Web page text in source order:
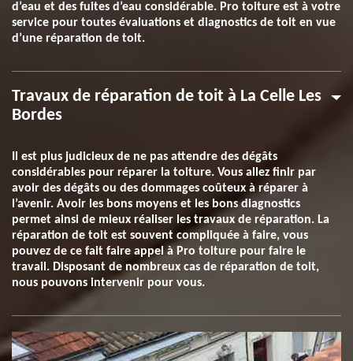
d’eau et des fuites d’eau considérable. Pro toiture est à votre
service pour toutes évaluations et diagnostics de toit en vue
d’une réparation de toit.
Travaux de réparation de toit à La Celle Les
Bordes
Il est plus judicieux de ne pas attendre des dégâts
considérables pour réparer la toiture. Vous allez finir par
avoir des dégâts ou des dommages coûteux à réparer à
l’avenir. Avoir les bons moyens et les bons diagnostics
permet ainsi de mieux réaliser les travaux de réparation. La
réparation de toit est souvent compliquée à faire, vous
pouvez de ce fait faire appel à Pro toiture pour faire le
travail. Disposant de nombreux cas de réparation de toit,
nous pouvons intervenir pour vous.